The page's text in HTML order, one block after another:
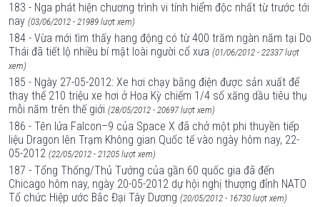
183 - Nga phát hiện chương trình vi tính hiểm độc nhất từ trước tới
nay (03/06/2012 - 21989 lượt xem)
184 - Vừa mới tìm thấy hang động có từ 400 trăm ngàn năm tại Do
Thái đã tiết lộ nhiều bí mật loài người cổ xưa (01/06/2012 - 22337 lượt
xem)
185 - Ngày 27-05-2012: Xe hơi chạy bằng điện được sản xuất để
thay thế 210 triệu xe hơi ở Hoa Kỳ chiếm 1/4 số xăng dầu tiêu thụ
mỗi năm trên thế giới (28/05/2012 - 20697 lượt xem)
186 - Tên lửa Falcon–9 của Space X đã chở một phi thuyền tiếp
liệu Dragon lên Trạm Không gian Quốc tế vào ngày hôm nay, 22-
05-2012 (22/05/2012 - 21205 lượt xem)
187 - Tổng Thống/Thủ Tướng của gần 60 quốc gia đã đến
Chicago hôm nay, ngày 20-05-2012 dự hội nghị thượng đỉnh NATO
Tổ chức Hiệp ước Bắc Đại Tây Dương (20/05/2012 - 16730 lượt xem)